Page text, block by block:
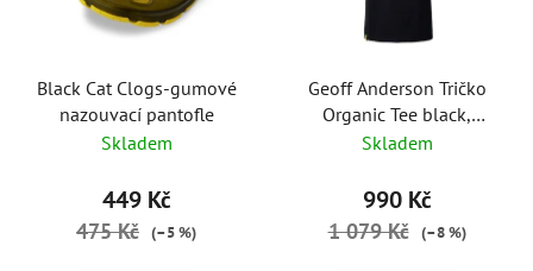
Black Cat Clogs-gumové
nazouvací pantofle
Skladem
449 Kč
475 Kč (–5 %)
Geoff Anderson Tričko
Organic Tee black,
orange logo
Skladem
990 Kč
1 079 Kč (–8 %)